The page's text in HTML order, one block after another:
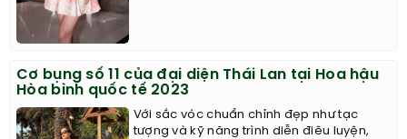
Cơ bụng số 11 của đại diện Thái Lan tại Hoa hậu
Hòa bình quốc tế 2023
Với sắc vóc chuẩn chỉnh đẹp như tạc
tượng và kỹ năng trình diễn điêu luyện,